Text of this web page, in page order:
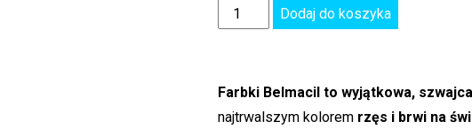
Dodaj do koszyka
Farbki Belmacil to wyjątkowa,
najtrwalszym kolorem rzęs i brwi na